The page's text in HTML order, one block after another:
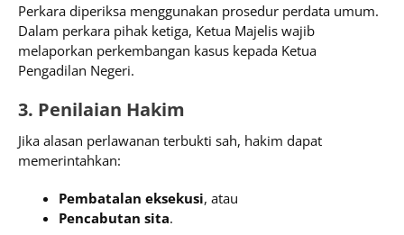
Perkara diperiksa menggunakan prosedur perdata umum.
Dalam perkara pihak ketiga, Ketua Majelis wajib
melaporkan perkembangan kasus kepada Ketua
Pengadilan Negeri.
3. Penilaian Hakim
Jika alasan perlawanan terbukti sah, hakim dapat
memerintahkan:
Pembatalan eksekusi, atau
Pencabutan sita.